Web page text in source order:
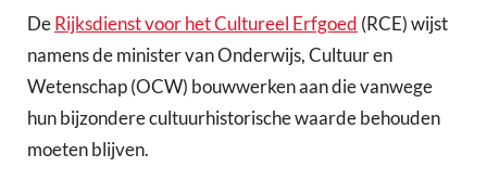
DeRijksdienst voor het Cultureel Erfgoed (RCE) wijst
namens de minister van Onderwijs, Cultuur en
Wetenschap (OCW) bouwwerken aan die vanwege
hun bijzondere cultuurhistorische waarde behouden
moeten blijven.